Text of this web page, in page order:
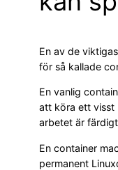
En av de
för så kallade
En vanlig
att köra ett visst
arbetet är
En container
permanent